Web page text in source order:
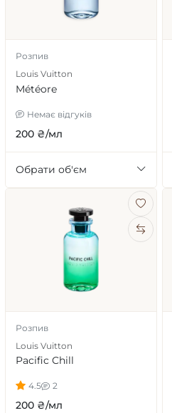
Розпив
Louis Vuitton
Météore
Немає відгуків
200 ₴/мл
Обрати об'єм
Розпив
Louis Vuitton
Pacific Chill
4.5 2
200 ₴/мл